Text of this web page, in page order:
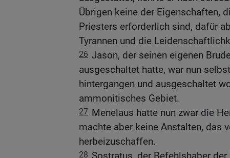
Übrigen keine der Eigenschaften,
Priesters erforderlich sind, dafür
Tyrannen und die
26 Jason, der seinen eigenen
ausgeschaltet hatte, war nun
hintergangen und ausgeschaltet
ammonitisches Gebiet.
27 Menelaus hatte nun zwar die
machte aber keine Anstalten, das
herbeizuschaffen.
28 Sostratus, der Befehlshaber